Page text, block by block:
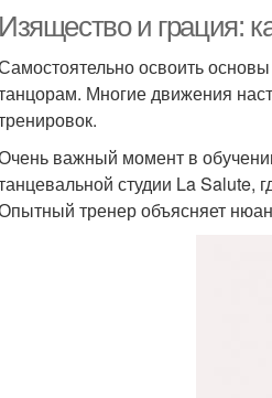
Изящество и грация:
освоить
Многие движения
важный момент в
студии La Salute,
тренер объясняет